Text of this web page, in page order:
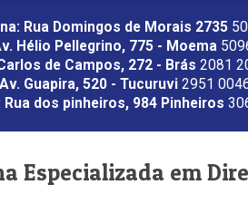
Rua Domingos de Morais 2735
Hélio Pellegrino, 775 - Moema
de Campos, 272 - Brás 2081
Guapira, 520 - Tucuruvi 2951
Rua dos pinheiros, 984 Pinheiros
Especializada em